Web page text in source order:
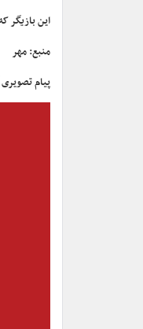
این بازیگر که پنج‌شنبه ۸۳ ساله می‌شود، پیغام خود را با تبریک گفتن سال نو
منبع: مهر
پیام تصویری